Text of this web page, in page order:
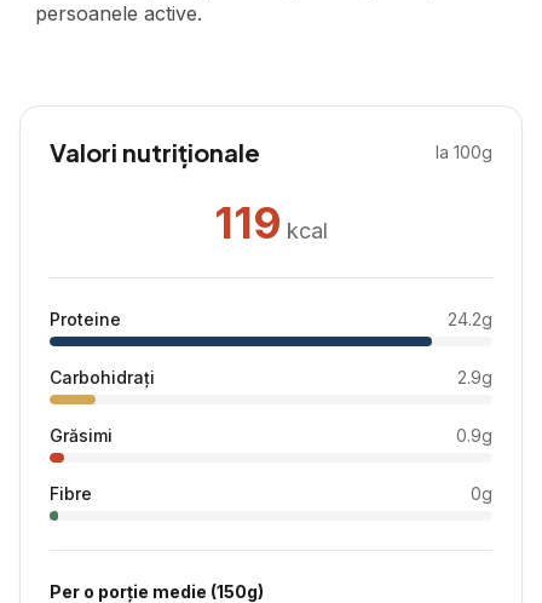
persoanele active.
Valori nutriționale la 100g
119 kcal
Proteine 24.2g
Carbohidrați 2.9g
Grăsimi 0.9g
Fibre 0g
Per o porție medie (150g)